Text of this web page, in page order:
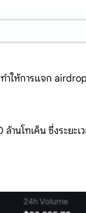
ำให้การแจก
นโทเค็น ซึ่งระยะเ